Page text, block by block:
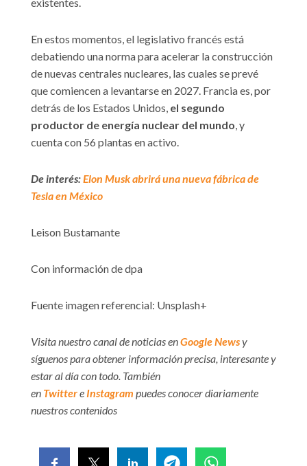
En estos momentos, el legislativo francés está
debatiendo una norma para acelerar la construcción
de nuevas centrales nucleares, las cuales se prevé
que comiencen a levantarse en 2027. Francia es, por
detrás de los Estados Unidos, el segundo
productor de energía nuclear del mundo, y
cuenta con 56 plantas en activo.
De interés:Elon Musk abrirá una nueva fábrica de
Tesla en México
Leison Bustamante
Con información de dpa
Fuente imagen referencial: Unsplash+
Visita nuestro canal de noticias enGoogle Newsy
síguenos para obtener información precisa, interesante y
estar al día con todo. También
en Twittere Instagram puedes conocer diariamente
nuestros contenidos